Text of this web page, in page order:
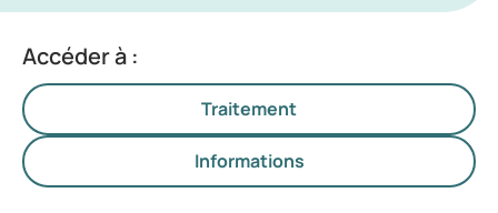
Accéder à :
Traitement
Informations